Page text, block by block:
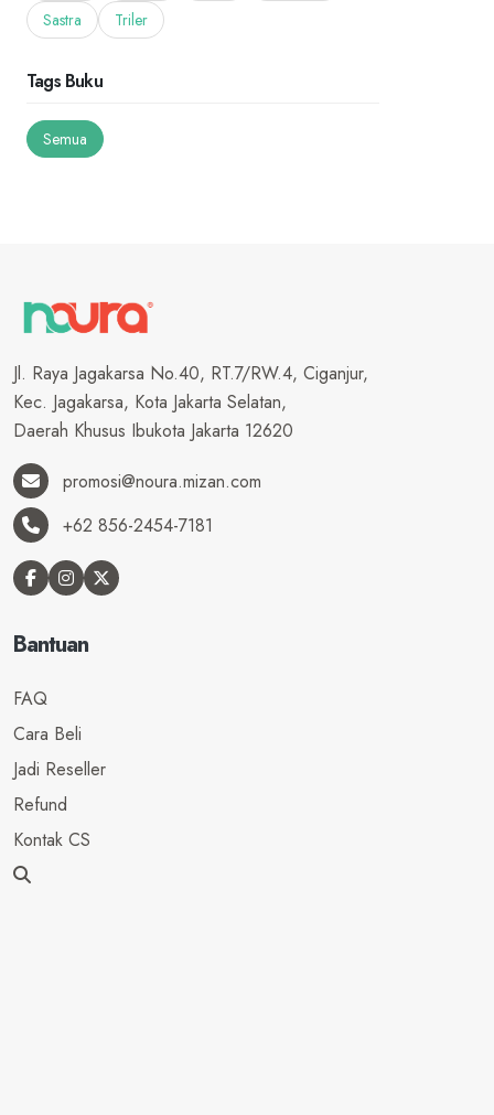
Sastra
Triler
Tags Buku
Semua
Jl. Raya Jagakarsa No.40, RT.7/RW.4, Ciganjur,
Kec. Jagakarsa, Kota Jakarta Selatan,
Daerah Khusus Ibukota Jakarta 12620
promosi@noura.mizan.com
+62 856-2454-7181
Bantuan
FAQ
Cara Beli
Jadi Reseller
Refund
Kontak CS